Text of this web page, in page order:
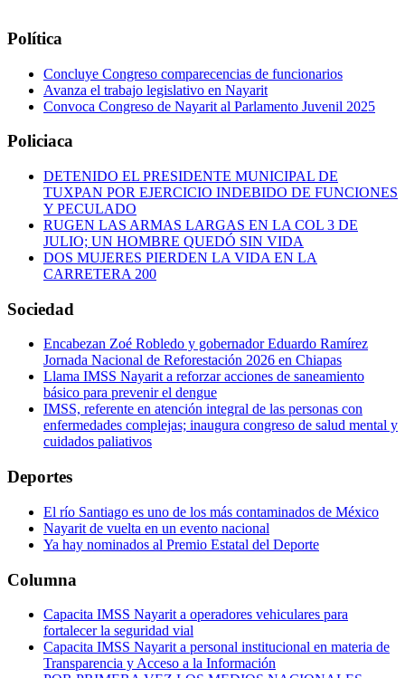
Política
Concluye Congreso comparecencias de funcionarios
Avanza el trabajo legislativo en Nayarit
Convoca Congreso de Nayarit al Parlamento Juvenil 2025
Policiaca
DETENIDO EL PRESIDENTE MUNICIPAL DE
TUXPAN POR EJERCICIO INDEBIDO DE FUNCIONES
Y PECULADO
RUGEN LAS ARMAS LARGAS EN LA COL 3 DE
JULIO; UN HOMBRE QUEDÓ SIN VIDA
DOS MUJERES PIERDEN LA VIDA EN LA
CARRETERA 200
Sociedad
Encabezan Zoé Robledo y gobernador Eduardo Ramírez
Jornada Nacional de Reforestación 2026 en Chiapas
Llama IMSS Nayarit a reforzar acciones de saneamiento
básico para prevenir el dengue
IMSS, referente en atención integral de las personas con
enfermedades complejas; inaugura congreso de salud mental y
cuidados paliativos
Deportes
El río Santiago es uno de los más contaminados de México
Nayarit de vuelta en un evento nacional
Ya hay nominados al Premio Estatal del Deporte
Columna
Capacita IMSS Nayarit a operadores vehiculares para
fortalecer la seguridad vial
Capacita IMSS Nayarit a personal institucional en materia de
Transparencia y Acceso a la Información